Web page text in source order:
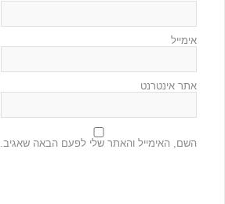
אימייל
אתר אינטרנט
השם, האימייל והאתר שלי לפעם הבאה שאגיב.